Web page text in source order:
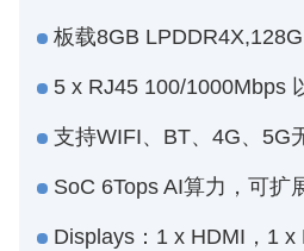
板载8GB
5 x RJ45 100/1000Mbps
支持WIFI、BT、4G、5G
SoC 6Tops AI算力，可扩
Displays：1 x HDMI，1 x